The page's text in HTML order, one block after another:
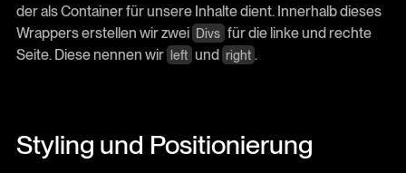
der als Container für unsere Inhalte dient. Innerhalb dieses
Wrappers erstellen wir zwei Divs für die linke und rechte
Seite. Diese nennen wir left und right .
Styling und Positionierung